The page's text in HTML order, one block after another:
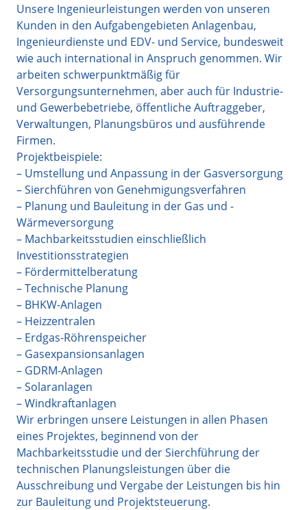
Unsere Ingenieurleistungen werden von unseren
Kunden in den Aufgabengebieten Anlagenbau,
Ingenieurdienste und EDV- und Service, bundesweit
wie auch international in Anspruch genommen. Wir
arbeiten schwerpunktmäßig für
Versorgungsunternehmen, aber auch für Industrie-
und Gewerbebetriebe, öffentliche Auftraggeber,
Verwaltungen, Planungsbüros und ausführende
Firmen.
Projektbeispiele:
– Umstellung und Anpassung in der Gasversorgung
– Sierchführen von Genehmigungsverfahren
– Planung und Bauleitung in der Gas und -
Wärmeversorgung
– Machbarkeitsstudien einschließlich
Investitionsstrategien
– Fördermittelberatung
– Technische Planung
– BHKW-Anlagen
– Heizzentralen
– Erdgas-Röhrenspeicher
– Gasexpansionsanlagen
– GDRM-Anlagen
– Solaranlagen
– Windkraftanlagen
Wir erbringen unsere Leistungen in allen Phasen
eines Projektes, beginnend von der
Machbarkeitsstudie und der Sierchführung der
technischen Planungsleistungen über die
Ausschreibung und Vergabe der Leistungen bis hin
zur Bauleitung und Projektsteuerung.